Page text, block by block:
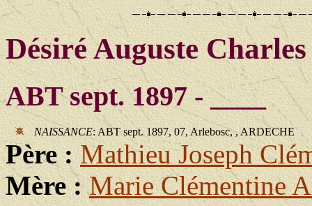
Désiré Auguste
ABT sept. 1897 - ____
NAISSANCE: ABT sept. 1897, 07, Arlebosc, , ARDECHE
Père :Mathieu Joseph
Mère :Marie Clémentine